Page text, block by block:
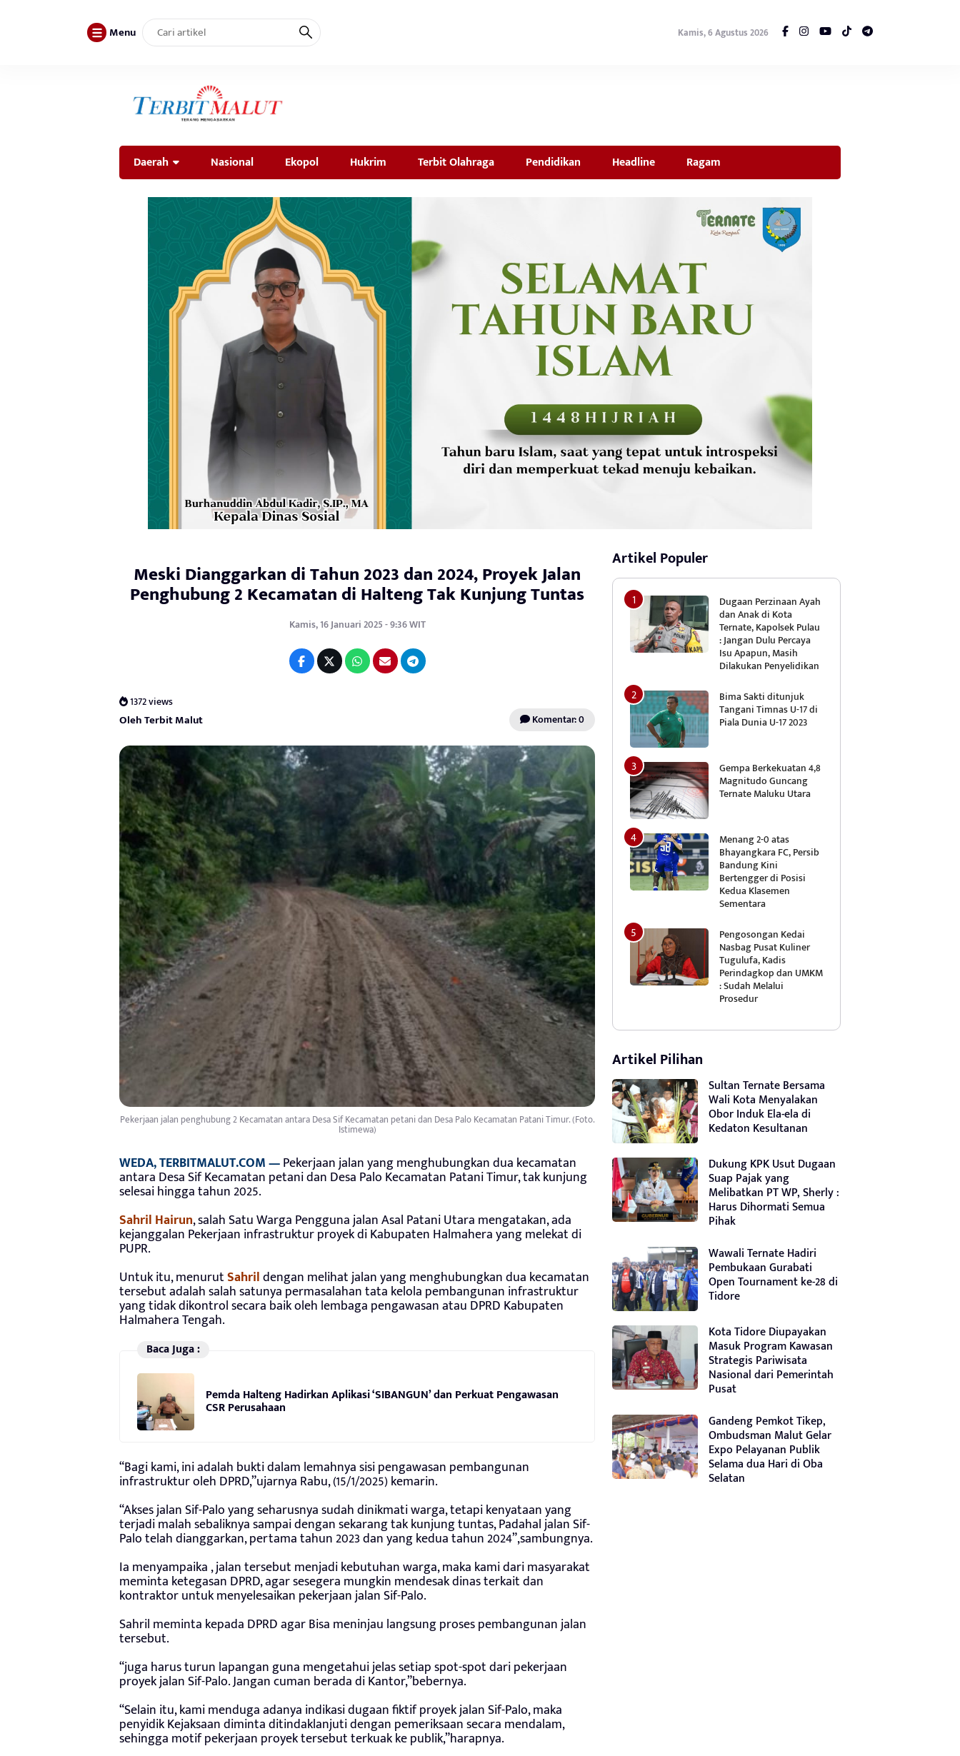
Menu Kamis, 6 Agustus 2026
Daerah Nasional Ekopol Hukrim Terbit Olahraga Pendidikan Headline Ragam
Meski Dianggarkan di Tahun 2023 dan 2024, Proyek Jalan
Penghubung 2 Kecamatan di Halteng Tak Kunjung Tuntas
Kamis, 16 Januari 2025 - 9:36 WIT
1372 views
Oleh Terbit Malut Komentar: 0
Pekerjaan jalan penghubung 2 Kecamatan antara Desa Sif Kecamatan petani dan Desa Palo Kecamatan Patani Timur. (Foto.
Istimewa)
WEDA, TERBITMALUT.COM —Pekerjaan jalan yang menghubungkan dua kecamatan
antara Desa Sif Kecamatan petani dan Desa Palo Kecamatan Patani Timur, tak kunjung
selesai hingga tahun 2025.
Sahril Hairun, salah Satu Warga Pengguna jalan Asal Patani Utara mengatakan, ada
kejanggalan Pekerjaan infrastruktur proyek di Kabupaten Halmahera yang melekat di
PUPR.
Untuk itu, menurutSahrildengan melihat jalan yang menghubungkan dua kecamatan
tersebut adalah salah satunya permasalahan tata kelola pembangunan infrastruktur
yang tidak dikontrol secara baik oleh lembaga pengawasan atau DPRD Kabupaten
Halmahera Tengah.
Baca Juga :
Pemda Halteng Hadirkan Aplikasi ‘SIBANGUN’ dan Perkuat Pengawasan
CSR Perusahaan
“Bagi kami, ini adalah bukti dalam lemahnya sisi pengawasan pembangunan
infrastruktur oleh DPRD,”ujarnya Rabu, (15/1/2025) kemarin.
“Akses jalan Sif-Palo yang seharusnya sudah dinikmati warga, tetapi kenyataan yang
terjadi malah sebaliknya sampai dengan sekarang tak kunjung tuntas, Padahal jalan Sif-
Palo telah dianggarkan, pertama tahun 2023 dan yang kedua tahun 2024”,sambungnya.
Ia menyampaika , jalan tersebut menjadi kebutuhan warga, maka kami dari masyarakat
meminta ketegasan DPRD, agar sesegera mungkin mendesak dinas terkait dan
kontraktor untuk menyelesaikan pekerjaan jalan Sif-Palo.
Sahril meminta kepada DPRD agar Bisa meninjau langsung proses pembangunan jalan
tersebut.
“juga harus turun lapangan guna mengetahui jelas setiap spot-spot dari pekerjaan
proyek jalan Sif-Palo. Jangan cuman berada di Kantor,”bebernya.
“Selain itu, kami menduga adanya indikasi dugaan fiktif proyek jalan Sif-Palo, maka
penyidik Kejaksaan diminta ditindaklanjuti dengan pemeriksaan secara mendalam,
sehingga motif pekerjaan proyek tersebut terkuak ke publik,”harapnya.
Artikel Populer
Dugaan Perzinaan Ayah
dan Anak di Kota
Ternate, Kapolsek Pulau
: Jangan Dulu Percaya
Isu Apapun, Masih
Dilakukan Penyelidikan
Bima Sakti ditunjuk
Tangani Timnas U-17 di
Piala Dunia U-17 2023
Gempa Berkekuatan 4,8
Magnitudo Guncang
Ternate Maluku Utara
Menang 2-0 atas
Bhayangkara FC, Persib
Bandung Kini
Bertengger di Posisi
Kedua Klasemen
Sementara
Pengosongan Kedai
Nasbag Pusat Kuliner
Tugulufa, Kadis
Perindagkop dan UMKM
: Sudah Melalui
Prosedur
Artikel Pilihan
Sultan Ternate Bersama
Wali Kota Menyalakan
Obor Induk Ela-ela di
Kedaton Kesultanan
Dukung KPK Usut Dugaan
Suap Pajak yang
Melibatkan PT WP, Sherly :
Harus Dihormati Semua
Pihak
Wawali Ternate Hadiri
Pembukaan Gurabati
Open Tournament ke-28 di
Tidore
Kota Tidore Diupayakan
Masuk Program Kawasan
Strategis Pariwisata
Nasional dari Pemerintah
Pusat
Gandeng Pemkot Tikep,
Ombudsman Malut Gelar
Expo Pelayanan Publik
Selama dua Hari di Oba
Selatan